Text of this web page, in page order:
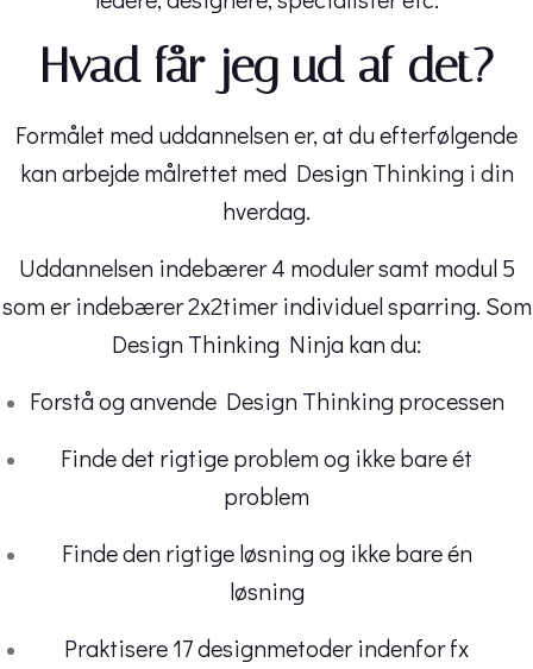
Hvad får jeg ud af det?
Formålet med uddannelsen er, at du efterfølgende
kan arbejde målrettet med Design Thinking i din
hverdag.
Uddannelsen indebærer 4 moduler samt modul 5
som er indebærer 2x2timer individuel sparring. Som
Design Thinking Ninja kan du:
Forstå og anvende Design Thinking processen
Finde det rigtige problem og ikke bare ét
problem
Finde den rigtige løsning og ikke bare én
løsning
Praktisere 17 designmetoder indenfor fx